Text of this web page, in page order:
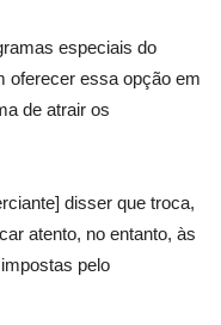
especiais do
oferecer essa opção em
de atrair os
disser que troca,
atento, no entanto, às
pelo